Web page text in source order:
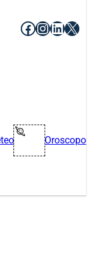
Facebook
X
Oroscopo